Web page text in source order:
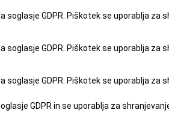
soglasje GDPR. Piškotek se uporablja za
soglasje GDPR. Piškotek se uporablja za
soglasje GDPR. Piškotek se uporablja
GDPR in se uporablja za